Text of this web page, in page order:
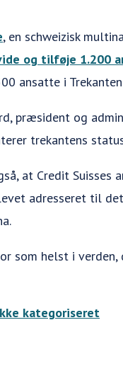
, en schweizisk
og tilføje 1.200
ansatte i
præsident og
trekantens
at Credit
adresseret til
som helst i verden,
kategoriseret